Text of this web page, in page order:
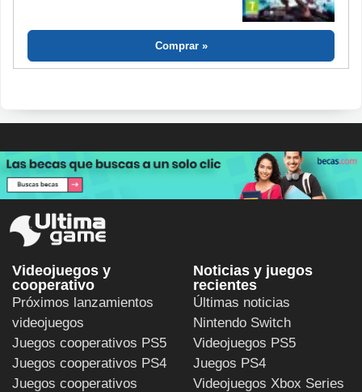
Comprar
Videojuegos y
cooperativo
Próximos lanzamientos
videojuegos
Juegos cooperativos PS5
Juegos cooperativos PS4
Juegos cooperativos
Noticias y juegos
recientes
Últimas noticias
Nintendo Switch
Videojuegos PS5
Juegos PS4
Videojuegos Xbox Series